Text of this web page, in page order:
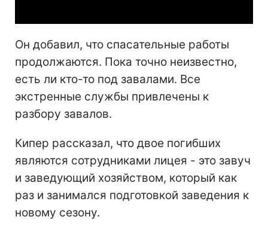
Он добавил, что спасательные работы
продолжаются. Пока точно неизвестно,
есть ли кто-то под завалами. Все
экстренные службы привлечены к
разбору завалов.
Кипер рассказал, что двое погибших
являются сотрудниками лицея - это завуч
и заведующий хозяйством, который как
раз и занимался подготовкой заведения к
новому сезону.